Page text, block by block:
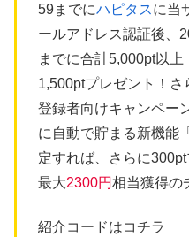
59までにハピタスに当
ールアドレス認証後、
までに合計5,000pt以
1,500ptプレゼント！
登録者向けキャンペー
に自動で貯まる新機能
定すれば、さらに
最大2300円相当獲得の
紹介コードはコチラ